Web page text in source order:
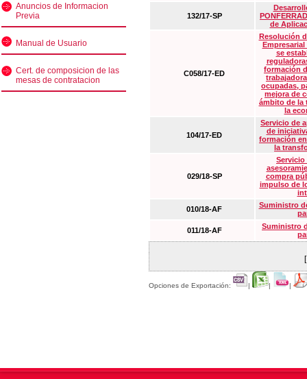
Anuncios de Informacion
Previa
Manual de Usuario
Cert. de composicion de las
mesas de contratacion
132/17-SP
de
C058/17-ED
Resolución
Empresarial
se
formación
ocupadas,
mejora de
ámbito de la
la
104/17-ED
Servicio de
de
formación
la
029/18-SP
Servicio
compra
impulso de
010/18-AF
Suministro
011/18-AF
Suministro
Opciones de Exportación: | | |